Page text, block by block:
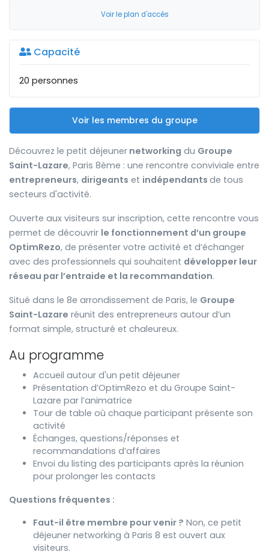
Voir le plan d'accès
Capacité
20 personnes
Voir les membres du groupe
Découvrez le petit déjeuner networking du Groupe
Saint-Lazare, Paris 8ème : une rencontre conviviale entre
entrepreneurs, dirigeants et indépendants de tous
secteurs d'activité.
Ouverte aux visiteurs sur inscription, cette rencontre vous
permet de découvrir le fonctionnement d’un groupe
OptimRezo, de présenter votre activité et d’échanger
avec des professionnels qui souhaitent développer leur
réseau par l’entraide et la recommandation.
Situé dans le 8e arrondissement de Paris, le Groupe
Saint-Lazare réunit des entrepreneurs autour d’un
format simple, structuré et chaleureux.
Au programme
Accueil autour d'un petit déjeuner
Présentation d’OptimRezo et du Groupe Saint-
Lazare par l’animatrice
Tour de table où chaque participant présente son
activité
Échanges, questions/réponses et
recommandations d’affaires
Envoi du listing des participants après la réunion
pour prolonger les contacts
Questions fréquentes :
Faut-il être membre pour venir ? Non, ce petit
déjeuner networking à Paris 8 est ouvert aux
visiteurs.